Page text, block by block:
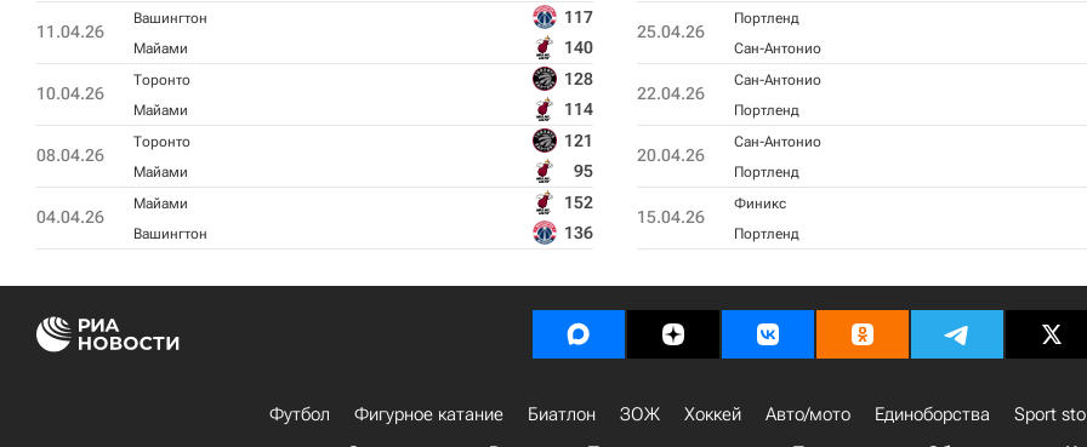
11.04.26
Вашингтон 117
Майами 140
10.04.26
Торонто 128
Майами 114
08.04.26
Торонто 121
Майами 95
04.04.26
Майами 152
Вашингтон 136
25.04.26
Портленд
Сан-Антонио
22.04.26
Сан-Антонио
Портленд
20.04.26
Сан-Антонио
Портленд
15.04.26
Финикс
Портленд
Футбол Фигурное катание Биатлон ЗОЖ Хоккей Авто/мото Единоборства
Sport